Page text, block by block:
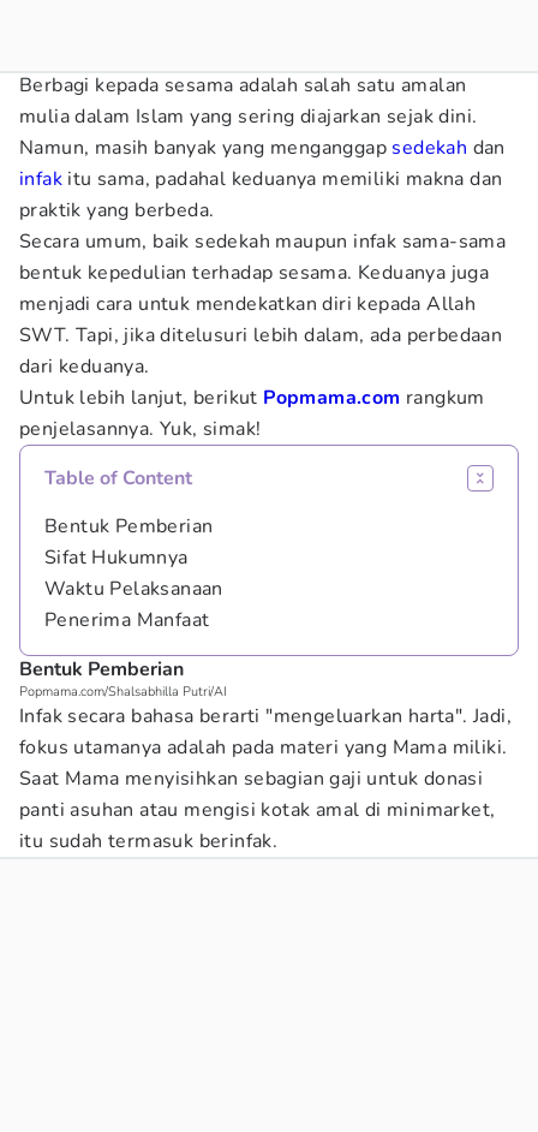
Berbagi kepada sesama adalah salah satu amalan
mulia dalam Islam yang sering diajarkan sejak dini.
Namun, masih banyak yang menganggap sedekah dan
infak itu sama, padahal keduanya memiliki makna dan
praktik yang berbeda.
Secara umum, baik sedekah maupun infak sama-sama
bentuk kepedulian terhadap sesama. Keduanya juga
menjadi cara untuk mendekatkan diri kepada Allah
SWT. Tapi, jika ditelusuri lebih dalam, ada perbedaan
dari keduanya.
Untuk lebih lanjut, berikut Popmama.com rangkum
penjelasannya. Yuk, simak!
Table of Content
Bentuk Pemberian
Sifat Hukumnya
Waktu Pelaksanaan
Penerima Manfaat
Bentuk Pemberian
Popmama.com/Shalsabhilla Putri/AI
Infak secara bahasa berarti "mengeluarkan harta". Jadi,
fokus utamanya adalah pada materi yang Mama miliki.
Saat Mama menyisihkan sebagian gaji untuk donasi
panti asuhan atau mengisi kotak amal di minimarket,
itu sudah termasuk berinfak.